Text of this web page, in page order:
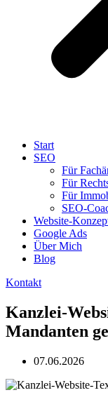
Start
SEO
Für
Für
Für
SEO-
Website-
Google Ads
Über Mich
Blog
Kontakt
Kanzlei-
Mandanten
07.06.2026